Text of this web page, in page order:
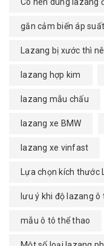
gắn cảm biến áp
Lazang bị xước thì
lazang hợp kim
lazang mẫu chấu
lazang xe BMW
lazang xe vinfast
Lựa chọn kích thước
lưu ý khi độ lazang ô
mẫu ô tô thể thao